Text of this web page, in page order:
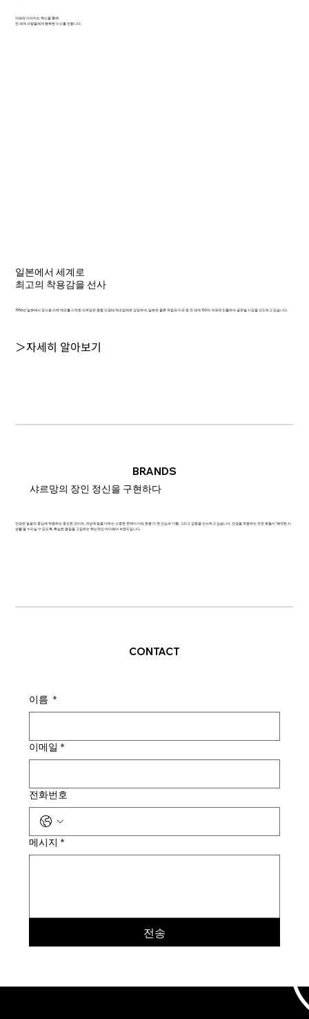
미래와 이어지는 혁신을 통해
전 세계 사람들에게 행복한 미소를 전합니다.
일본에서 세계로
최고의 착용감을 선사
1956년 일본에서 장식용 리벳 제조를 시작한 샤르망은 종합 안경테 제조업체로 성장하여, 일본은 물론 유럽과 미국 등 전 세계 100여 개국에 진출하며 글로벌 시장을 선도하고 있습니다.
＞자세히 알아보기
BRANDS
샤르망의 장인 정신을 구현하다
안경은 얼굴의 중심에 착용하는 중요한 것이자, 개성에 빛을 더하는 소중한 존재이기에, 한층 더 큰 안심과 기쁨, 그리고 감동을 선사하고 싶습니다. 안경을 착용하는 모든 분들이 '쾌적한 시
생활'을 누리실 수 있도록, 확실한 품질을 고집하는 혁신적인 아이웨어 브랜드입니다.
CONTACT
이름 *
이메일 *
전화번호
메시지 *
전송